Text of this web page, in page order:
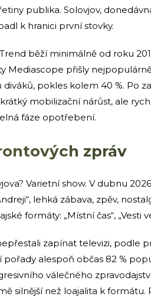
publika. Solovjov,
k hranici první stovky.
běží minimálně od roku
Mediascope přišly
diváků, pokles kolem 40 %. Po
mobilizační nárůst, ale
fáze opotřebení.
zpráv
Varietní show. V dubnu
lehká zábava, zpěv,
formáty: „Místní čas“, „Vesti
zapínat televizi, podle
alespoň občas 82 %
válečného
silnější než loajalita k formátu.